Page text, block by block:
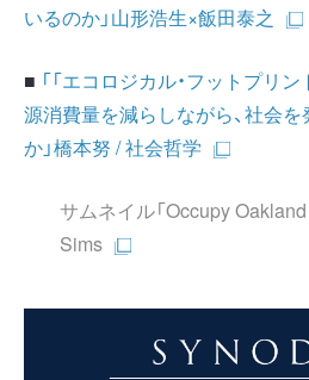
いるのか」山形浩生×飯田泰之
■ 「「エコロジカル・フットプリ
源消費量を減らしながら、社会
か」橋本努 / 社会哲学
サムネイル「Occupy
Sims